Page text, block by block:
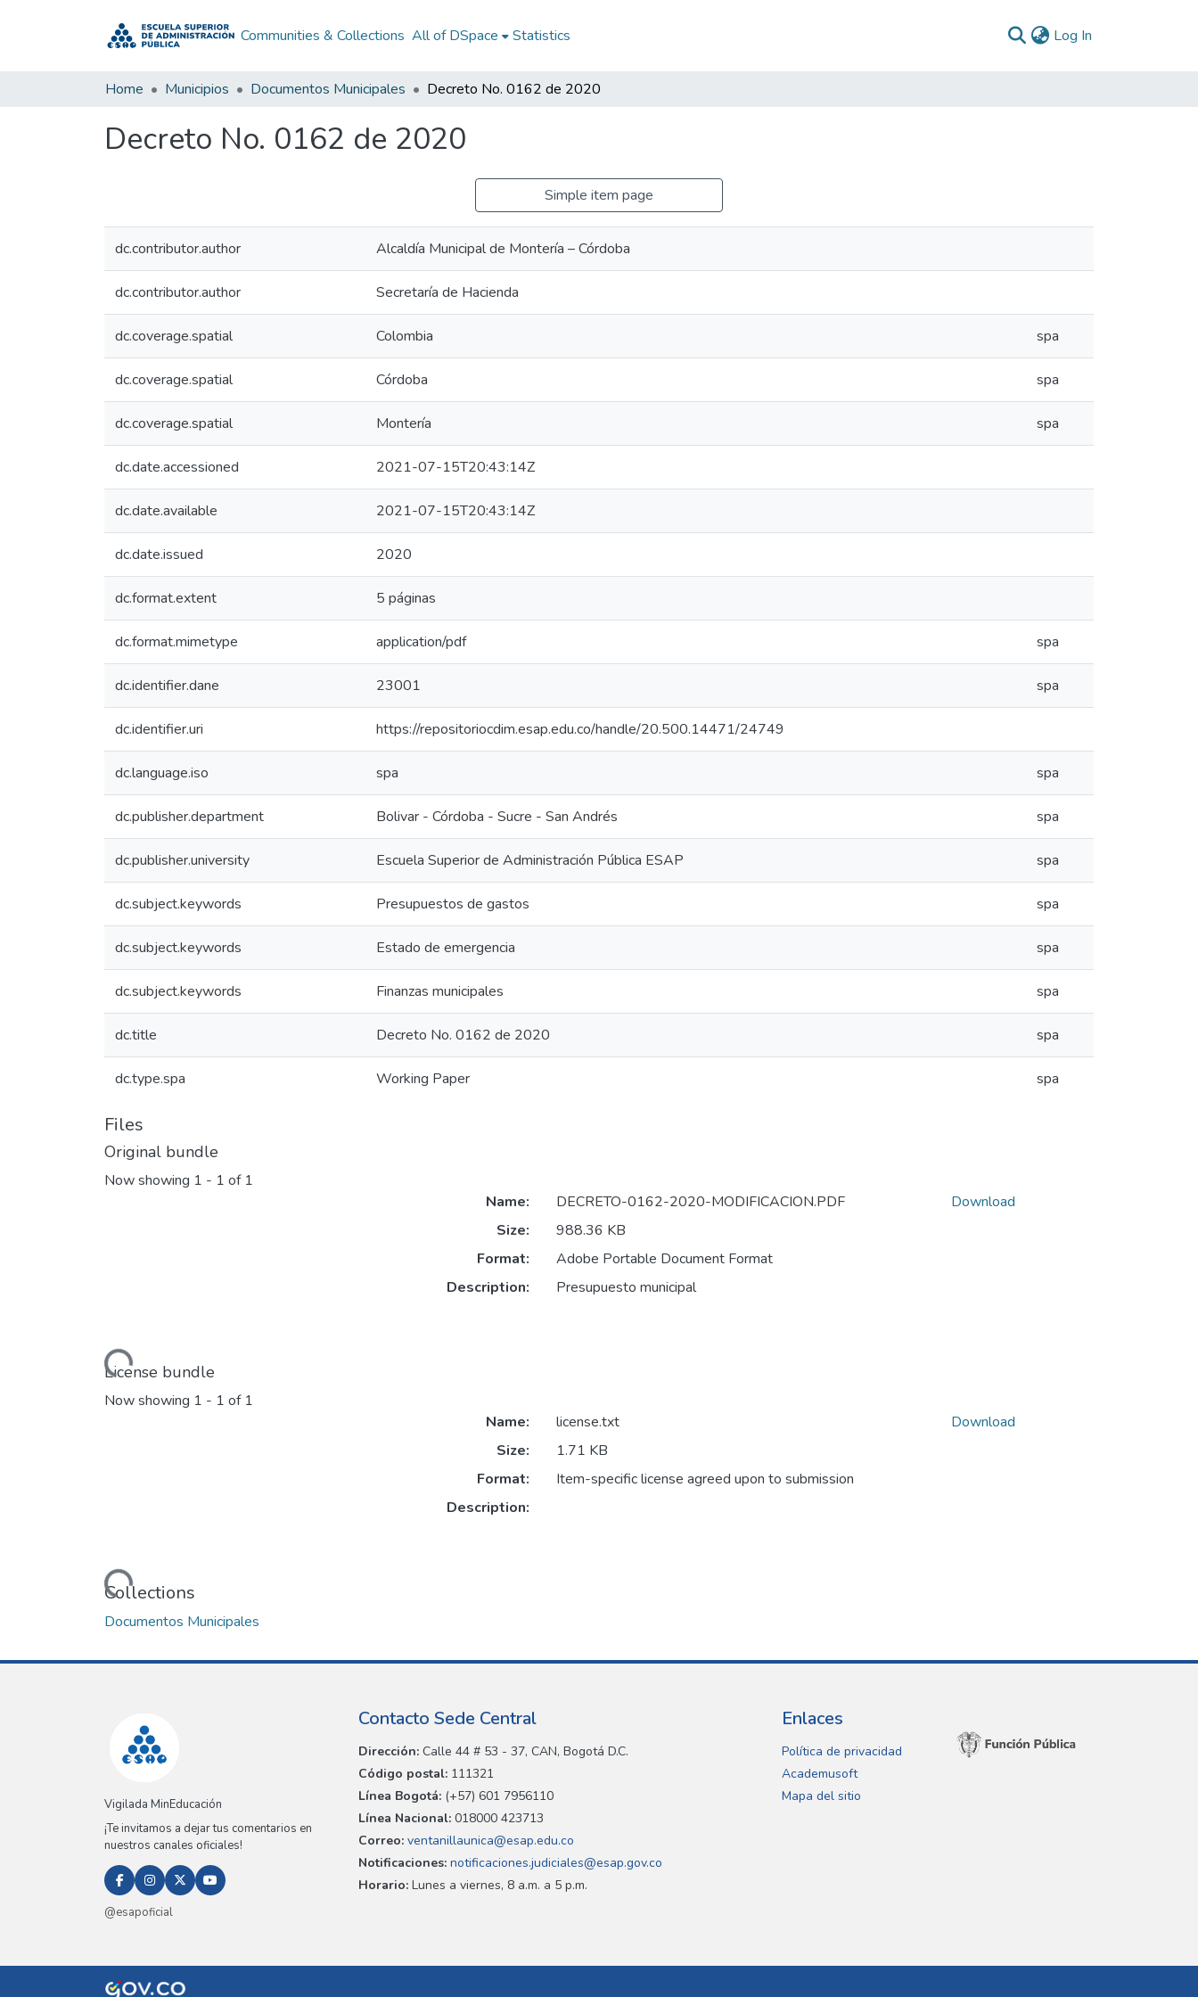
Communities & Collections All of DSpace Statistics Log In
Home Municipios Documentos Municipales Decreto No. 0162 de 2020
Decreto No. 0162 de 2020
Simple item page
dc.contributor.author Alcaldía Municipal de Montería – Córdoba
dc.contributor.author Secretaría de Hacienda
dc.coverage.spatial Colombia spa
dc.coverage.spatial Córdoba spa
dc.coverage.spatial Montería spa
dc.date.accessioned 2021-07-15T20:43:14Z
dc.date.available 2021-07-15T20:43:14Z
dc.date.issued 2020
dc.format.extent 5 páginas
dc.format.mimetype application/pdf spa
dc.identifier.dane 23001 spa
dc.identifier.uri https://repositoriocdim.esap.edu.co/handle/20.500.14471/24749
dc.language.iso spa spa
dc.publisher.department Bolivar - Córdoba - Sucre - San Andrés spa
dc.publisher.university Escuela Superior de Administración Pública ESAP spa
dc.subject.keywords Presupuestos de gastos spa
dc.subject.keywords Estado de emergencia spa
dc.subject.keywords Finanzas municipales spa
dc.title Decreto No. 0162 de 2020 spa
dc.type.spa Working Paper spa
Files
Original bundle
Now showing 1 - 1 of 1
Loading...
Name:
DECRETO-0162-2020-MODIFICACION.PDF
Size:
988.36 KB
Format:
Adobe Portable Document Format
Description:
Presupuesto municipal
Download
License bundle
Now showing 1 - 1 of 1
Loading...
Name:
license.txt
Size:
1.71 KB
Format:
Item-specific license agreed upon to submission
Description:
Download
Collections
Documentos Municipales
Vigilada MinEducación
¡Te invitamos a dejar tus comentarios en
nuestros canales oficiales!
@esapoficial
Contacto Sede Central
Dirección: Calle 44 # 53 - 37, CAN, Bogotá D.C.
Código postal: 111321
Línea Bogotá: (+57) 601 7956110
Línea Nacional: 018000 423713
Correo: ventanillaunica@esap.edu.co
Notificaciones: notificaciones.judiciales@esap.gov.co
Horario: Lunes a viernes, 8 a.m. a 5 p.m.
Enlaces
Política de privacidad
Academusoft
Mapa del sitio